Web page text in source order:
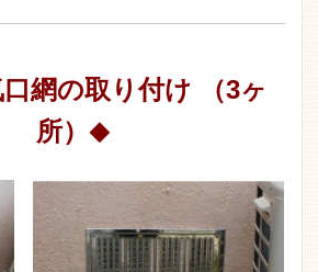
網の取り付け （3ヶ
所）
◆